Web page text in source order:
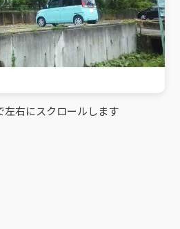
左右にスクロールします